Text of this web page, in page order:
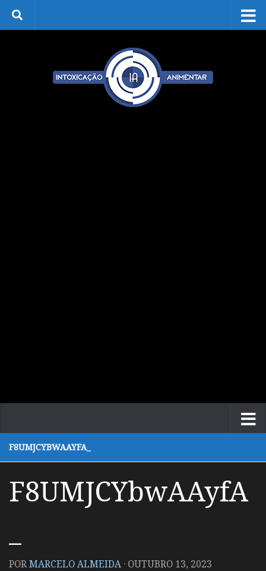
Skip to content
F8UMJCYBWAAYFA_
F8UMJCYbwAAyfA
PORMARCELO ALMEIDA · OUTUBRO 13, 2023